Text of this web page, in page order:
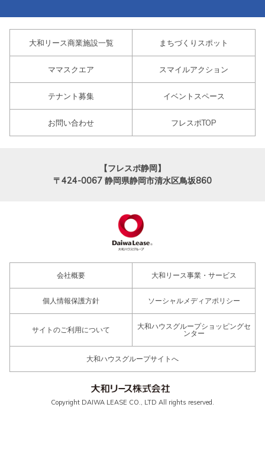
大和リース商業施設一覧 まちづくりスポット
ママスクエア スマイルアクション
テナント募集 イベントスペース
お問い合わせ フレスポTOP
【フレスポ静岡】
〒424-0067 静岡県静岡市清水区鳥坂860
会社概要 大和リース事業・サービス
個人情報保護方針 ソーシャルメディアポリシー
サイトのご利用について
大和ハウスグループショッピングセ
ンター
大和ハウスグループサイトへ
Copyright DAIWA LEASE CO., LTD All rights reserved.